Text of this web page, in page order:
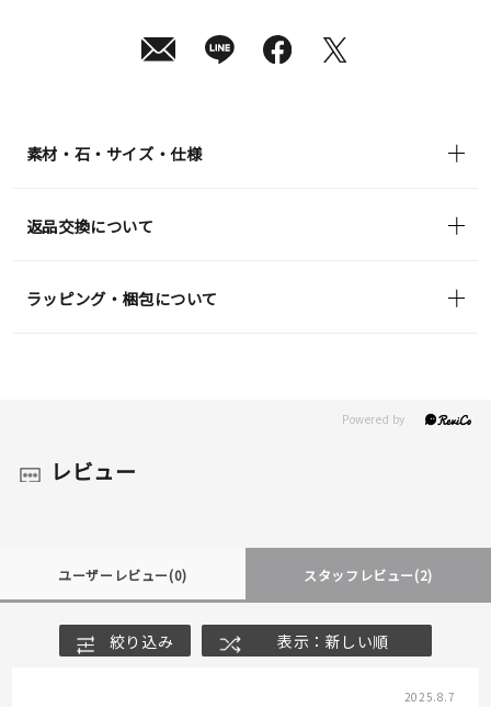
素材・石・サイズ・仕様
返品交換について
ラッピング・梱包について
レビュー
ユーザーレビュー(0) スタッフレビュー(2)
絞り込み 表示：新しい順
2025.8.7